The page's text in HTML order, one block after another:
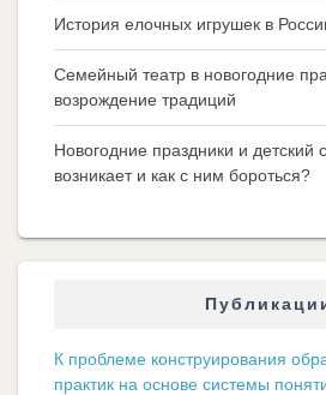
История елочных игрушек в
Семейный театр в новогодние
возрождение традиций
Новогодние праздники и детский
возникает и как с ним бороться?
К проблеме конструирования
практик на основе системы